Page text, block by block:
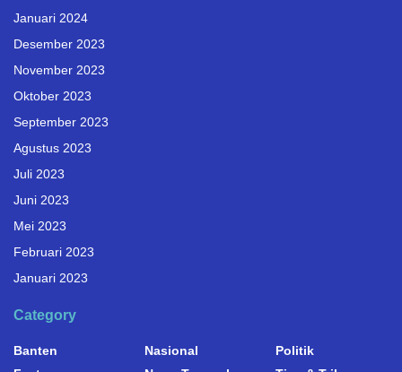
Januari 2024
Desember 2023
November 2023
Oktober 2023
September 2023
Agustus 2023
Juli 2023
Juni 2023
Mei 2023
Februari 2023
Januari 2023
Category
Banten
Nasional
Politik